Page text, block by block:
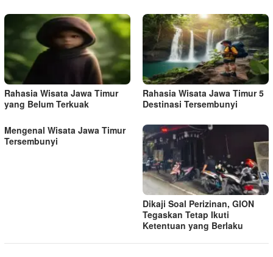
Rahasia Wisata Jawa Timur
yang Belum Terkuak
Rahasia Wisata Jawa Timur 5
Destinasi Tersembunyi
Mengenal Wisata Jawa Timur
Tersembunyi
Dikaji Soal Perizinan, GION
Tegaskan Tetap Ikuti
Ketentuan yang Berlaku